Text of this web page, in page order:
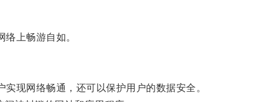
上畅游自如。
现网络畅通，还可以保护用户的数据安全。